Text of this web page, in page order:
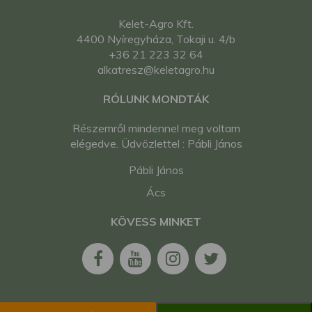
Kelet-Agro Kft.
4400 Nyíregyháza, Tokaji u. 4/b
+36 21 223 32 64
alkatresz@keletagro.hu
RÓLUNK MONDTÁK
Részemről mindennel meg voltam
elégedve. Üdvözlettel : Pábli János
Pábli János
Ács
KÖVESS MINKET